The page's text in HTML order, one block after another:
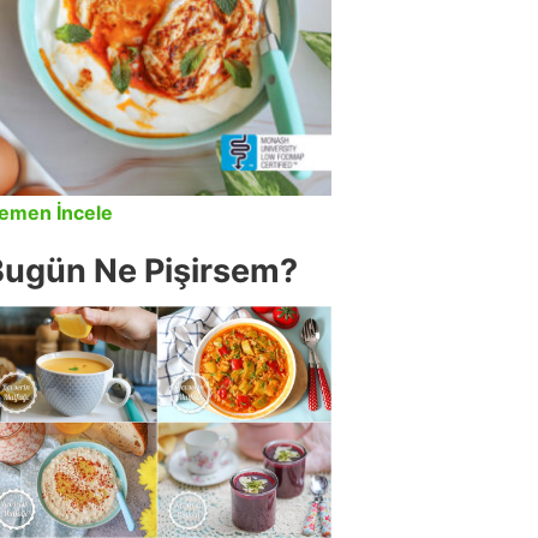
İncele
Ne Pişirsem?